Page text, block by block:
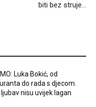
biti bez struje…
Luka Bokić, od
do rada s djecom.
nisu uvijek lagan